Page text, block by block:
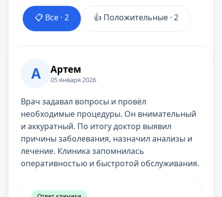
📋 Все · 2 👍 Положительные · 2
А Артем
05 января 2026
Врач задавал вопросы и провёл
необходимые процедуры. Он внимательный
и аккуратный. По итогу доктор выявил
причины заболевания, назначил анализы и
лечение. Клиника запомнилась
оперативностью и быстротой обслуживания.